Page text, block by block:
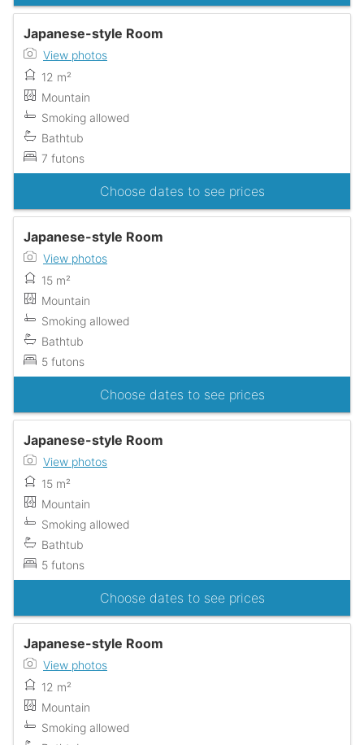
Japanese-style Room
View photos
12 m²
Mountain
Smoking allowed
Bathtub
7 futons
Choose dates to see prices
Japanese-style Room
View photos
15 m²
Mountain
Smoking allowed
Bathtub
5 futons
Choose dates to see prices
Japanese-style Room
View photos
15 m²
Mountain
Smoking allowed
Bathtub
5 futons
Choose dates to see prices
Japanese-style Room
View photos
12 m²
Mountain
Smoking allowed